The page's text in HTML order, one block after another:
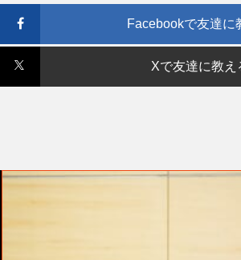
Facebookで友達に
Xで友達に教え